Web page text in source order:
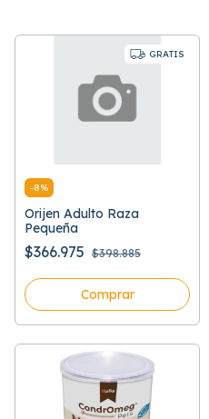
GRATIS
-8%
Orijen Adulto Raza
Pequeña
$366.975 $398.885
Comprar